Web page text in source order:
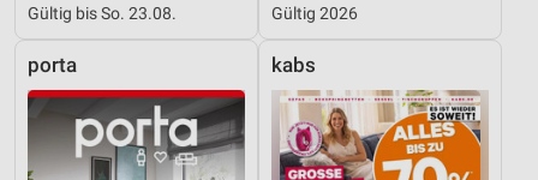
Gültig bis So. 23.08. Gültig 2026
porta kabs